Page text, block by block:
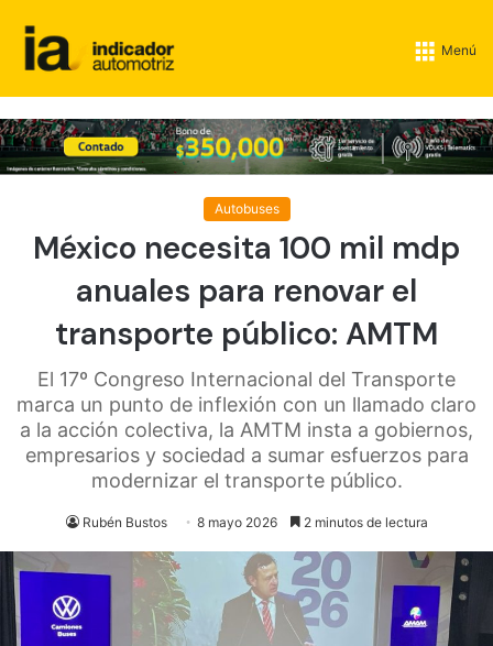
Menú
Autobuses
México necesita 100 mil mdp
anuales para renovar el
transporte público: AMTM
El 17º Congreso Internacional del Transporte
marca un punto de inflexión con un llamado claro
a la acción colectiva, la AMTM insta a gobiernos,
empresarios y sociedad a sumar esfuerzos para
modernizar el transporte público.
Rubén Bustos 8 mayo 2026 2 minutos de lectura